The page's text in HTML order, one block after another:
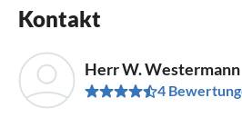
Kontakt
Herr W. Westermann
4